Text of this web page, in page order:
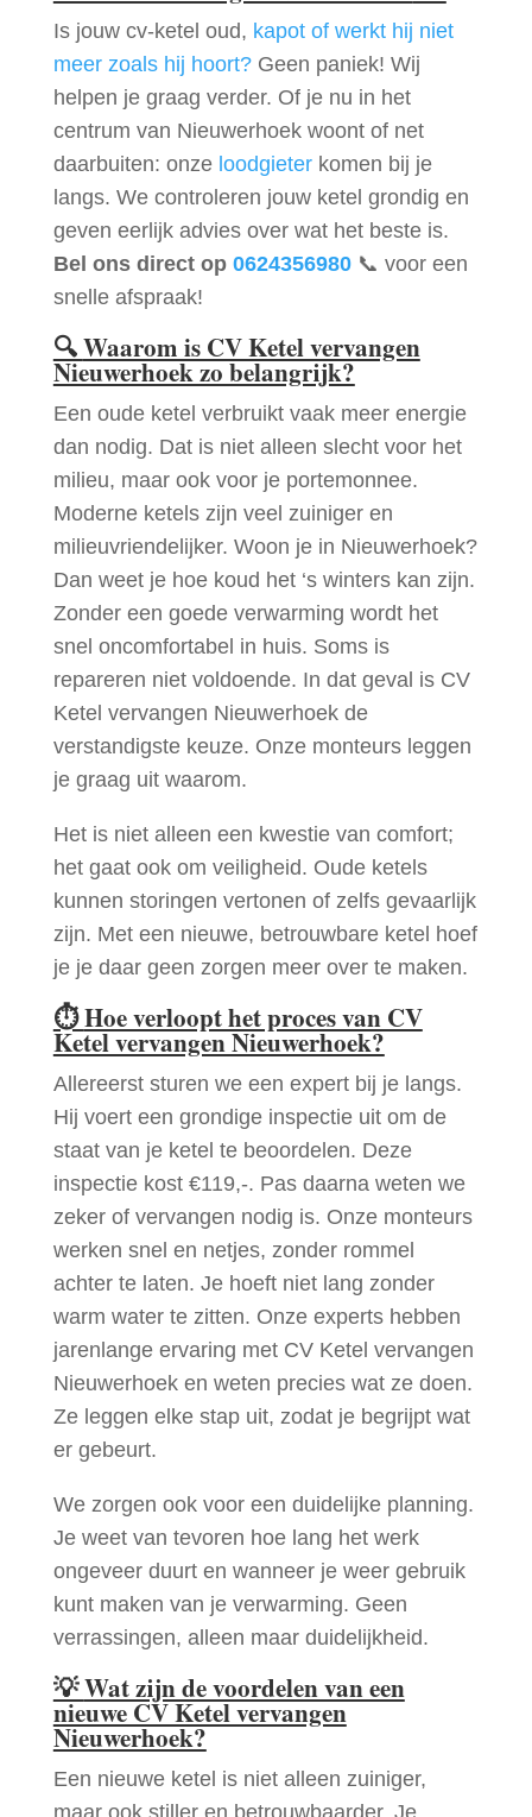
Is jouw cv-ketel oud, kapot of werkt hij niet
meer zoals hij hoort?Geen paniek! Wij
helpen je graag verder. Of je nu in het
centrum van Nieuwerhoek woont of net
daarbuiten: onze loodgieterkomen bij je
langs. We controleren jouw ketel grondig en
geven eerlijk advies over wat het beste is.
Bel ons direct op 0624356980📞 voor een
snelle afspraak!
🔍Waarom is CV Ketel vervangen
Nieuwerhoek zo belangrijk?
Een oude ketel verbruikt vaak meer energie
dan nodig. Dat is niet alleen slecht voor het
milieu, maar ook voor je portemonnee.
Moderne ketels zijn veel zuiniger en
milieuvriendelijker. Woon je in Nieuwerhoek?
Dan weet je hoe koud het ‘s winters kan zijn.
Zonder een goede verwarming wordt het
snel oncomfortabel in huis. Soms is
repareren niet voldoende. In dat geval is CV
Ketel vervangen Nieuwerhoek de
verstandigste keuze. Onze monteurs leggen
je graag uit waarom.
Het is niet alleen een kwestie van comfort;
het gaat ook om veiligheid. Oude ketels
kunnen storingen vertonen of zelfs gevaarlijk
zijn. Met een nieuwe, betrouwbare ketel hoef
je je daar geen zorgen meer over te maken.
⏱Hoe verloopt het proces van CV
Ketel vervangen Nieuwerhoek?
Allereerst sturen we een expert bij je langs.
Hij voert een grondige inspectie uit om de
staat van je ketel te beoordelen. Deze
inspectie kost €119,-. Pas daarna weten we
zeker of vervangen nodig is. Onze monteurs
werken snel en netjes, zonder rommel
achter te laten. Je hoeft niet lang zonder
warm water te zitten. Onze experts hebben
jarenlange ervaring met CV Ketel vervangen
Nieuwerhoek en weten precies wat ze doen.
Ze leggen elke stap uit, zodat je begrijpt wat
er gebeurt.
We zorgen ook voor een duidelijke planning.
Je weet van tevoren hoe lang het werk
ongeveer duurt en wanneer je weer gebruik
kunt maken van je verwarming. Geen
verrassingen, alleen maar duidelijkheid.
💡Wat zijn de voordelen van een
nieuwe CV Ketel vervangen
Nieuwerhoek?
Een nieuwe ketel is niet alleen zuiniger,
maar ook stiller en betrouwbaarder. Je